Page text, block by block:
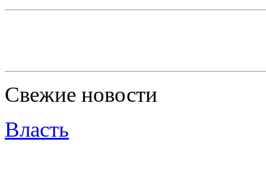
Свежие новости
Власть